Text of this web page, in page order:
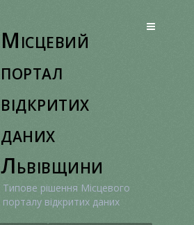
Місцевий
портал
відкритих
даних
Львівщини
Типове рішення Місцевого
порталу відкритих даних